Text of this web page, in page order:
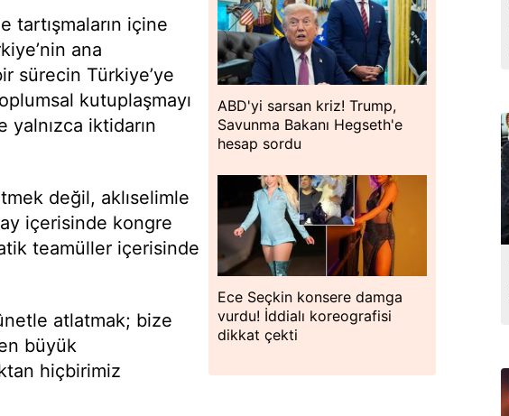
tartışmaların içine
ana
sürecin Türkiye’ye
kutuplaşmayı
yalnızca iktidarın
değil, aklıselimle
içerisinde kongre
teamüller içerisinde
atlatmak; bize
büyük
hiçbirimiz
ABD'yi sarsan kriz! Trump,
Savunma Bakanı Hegseth'e
hesap sordu
Ece Seçkin konsere damga
vurdu! İddialı koreografisi
dikkat çekti